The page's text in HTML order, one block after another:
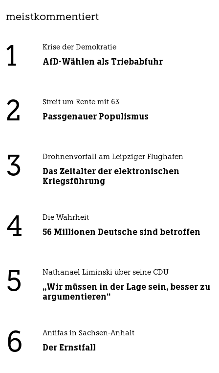
meistkommentiert
1 Krise der Demokratie
AfD-Wählen als Triebabfuhr
2 Streit um Rente mit 63
Passgenauer Populismus
3 Drohnenvorfall am Leipziger Flughafen
Das Zeitalter der elektronischen
Kriegsführung
4 Die Wahrheit
56 Millionen Deutsche sind betroffen
5 Nathanael Liminski über seine CDU
„Wir müssen in der Lage sein, besser zu
argumentieren“
6 Antifas in Sachsen-Anhalt
Der Ernstfall